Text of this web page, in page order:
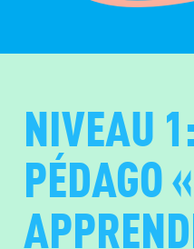
NIVEAU
PÉDAGO «